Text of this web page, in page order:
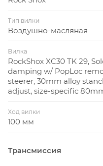
Тип вилки
Воздушно-масляная
Вилка
RockShox XC30 TK 29,
damping w/ PopLoc
steerer, 30mm alloy
adjust, size-specific
Ход вилки
100 мм
Трансмиссия